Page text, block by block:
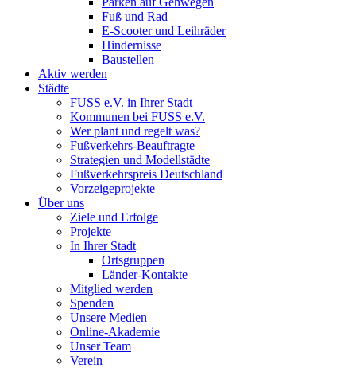
Fuß und Rad
E-Scooter und Leihräder
Hindernisse
Baustellen
Aktiv werden
Städte
FUSS e.V. in Ihrer Stadt
Kommunen bei FUSS e.V.
Wer plant und regelt was?
Fußverkehrs-Beauftragte
Strategien und Modellstädte
Fußverkehrspreis Deutschland
Vorzeigeprojekte
Über uns
Ziele und Erfolge
Projekte
In Ihrer Stadt
Ortsgruppen
Länder-Kontakte
Mitglied werden
Spenden
Unsere Medien
Online-Akademie
Unser Team
Verein